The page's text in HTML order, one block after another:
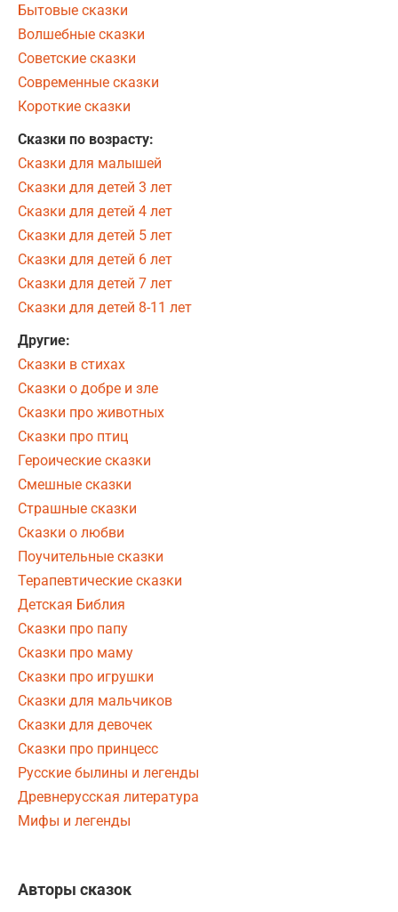
Бытовые сказки
Волшебные сказки
Советские сказки
Современные сказки
Короткие сказки
Сказки по возрасту:
Сказки для малышей
Сказки для детей 3 лет
Сказки для детей 4 лет
Сказки для детей 5 лет
Сказки для детей 6 лет
Сказки для детей 7 лет
Сказки для детей 8-11 лет
Другие:
Сказки в стихах
Сказки о добре и зле
Сказки про животных
Сказки про птиц
Героические сказки
Смешные сказки
Страшные сказки
Сказки о любви
Поучительные сказки
Терапевтические сказки
Детская Библия
Сказки про папу
Сказки про маму
Сказки про игрушки
Сказки для мальчиков
Сказки для девочек
Сказки про принцесс
Русские былины и легенды
Древнерусская литература
Мифы и легенды
Авторы сказок